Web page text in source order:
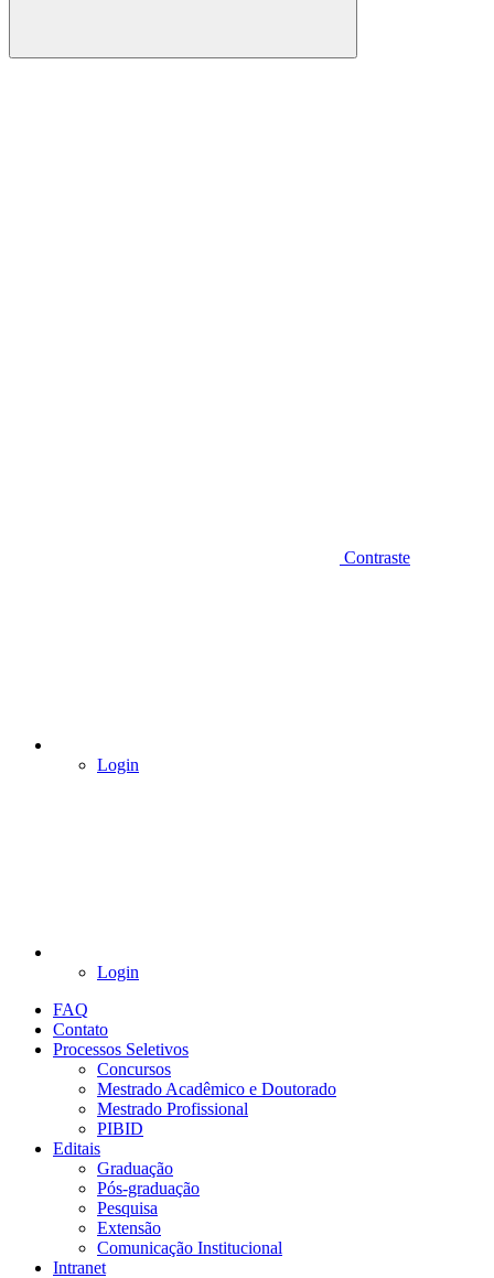
Buscar
Contraste
Login
Login
FAQ
Contato
Processos Seletivos
Concursos
Mestrado Acadêmico e Doutorado
Mestrado Profissional
PIBID
Editais
Graduação
Pós-graduação
Pesquisa
Extensão
Comunicação Institucional
Intranet